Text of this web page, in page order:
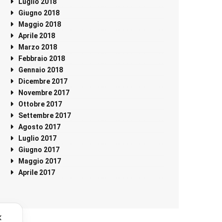
Giugno 2018
Maggio 2018
Aprile 2018
Marzo 2018
Febbraio 2018
Gennaio 2018
Dicembre 2017
Novembre 2017
Ottobre 2017
Settembre 2017
Agosto 2017
Luglio 2017
Giugno 2017
Maggio 2017
Aprile 2017